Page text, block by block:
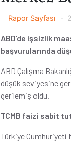
Rapor Sayfası
ABD’de işsizlik
başvurularında
ABD Çalışma
düşük seviyesine
gerilemiş oldu.
TCMB faizi sabit
Türkiye Cumhuriyeti